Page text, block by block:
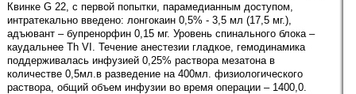
Квинке G 22, с первой попытки, парамедианным доступом,
интратекально введено: лонгокаин 0,5% - 3,5 мл (17,5 мг.),
адъювант – бупренорфин 0,15 мг. Уровень спинального блока –
каудальнее Th VI. Течение анестезии гладкое, гемодинамика
поддерживалась инфузией 0,25% раствора мезатона в
количестве 0,5мл.в разведение на 400мл. физиологического
раствора, общий объем инфузии во время операции – 1400,0.